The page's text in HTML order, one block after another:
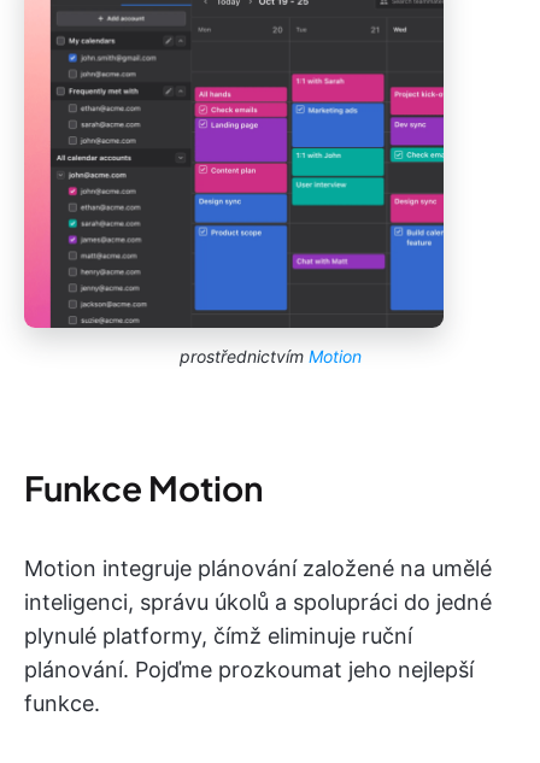
prostřednictvím Motion
Funkce Motion
Motion integruje plánování založené na umělé
inteligenci, správu úkolů a spolupráci do jedné
plynulé platformy, čímž eliminuje ruční
plánování. Pojďme prozkoumat jeho nejlepší
funkce.